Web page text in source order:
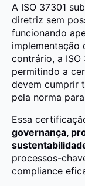
A ISO 37301
diretriz sem
funcionando
implementação
contrário, a ISO
permitindo a
devem cumprir
pela norma
Essa
governança,
processos-
compliance